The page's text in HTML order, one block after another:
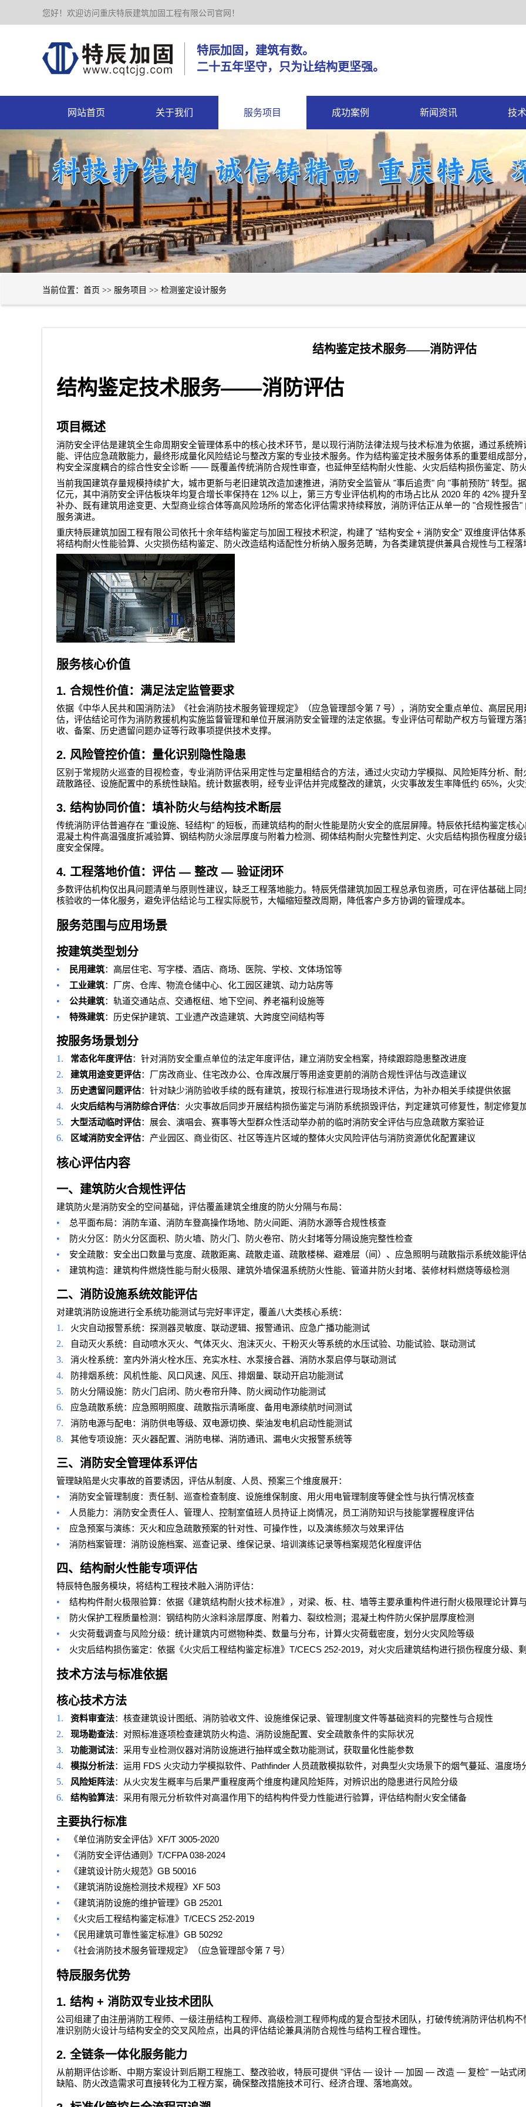
您好！欢迎访问重庆特辰建筑加固工程有限公司官网！
特辰加固，建筑有数。
二十五年坚守，只为让结构更坚强。
网站首页 关于我们 服务项目 成功案例 新闻资讯 技
当前位置： 首页 >> 服务项目 >> 检测鉴定设计服务
结构鉴定技术服务——消防评估
结构鉴定技术服务——消防评估
项目概述
消防安全评估是建筑全生命周期安全管理体系中的核心技术环节，是以现行消防法律法规与技术标准为依据，通过系统
能、评估应急疏散能力，最终形成量化风险结论与整改方案的专业技术服务。作为结构鉴定技术服务体系的重要组成部
构安全深度耦合的综合性安全诊断 —— 既覆盖传统消防合规性审查，也延伸至结构耐火性能、火灾后结构损伤鉴定、防
当前我国建筑存量规模持续扩大，城市更新与老旧建筑改造加速推进，消防安全监管从 "事后追责" 向 "事前预防" 转型。
亿元，其中消防安全评估板块年均复合增长率保持在 12% 以上，第三方专业评估机构的市场占比从 2020 年的 42% 提升
补办、既有建筑用途变更、大型商业综合体等高风险场所的常态化评估需求持续释放，消防评估正从单一的 "合规性报告"
服务演进。
重庆特辰建筑加固工程有限公司 依托十余年结构鉴定与加固工程技术积淀，构建了 "结构安全 + 消防安全" 双维度评估体
将结构耐火性能验算、火灾损伤结构鉴定、防火改造结构适配性分析纳入服务范畴，为各类建筑提供兼具合规性与工程落
服务核心价值
1. 合规性价值：满足法定监管要求
依据《中华人民共和国消防法》《社会消防技术服务管理规定》（应急管理部令第 7 号），消防安全重点单位、高层民
估，评估结论可作为消防救援机构实施监督管理和单位开展消防安全管理的法定依据。专业评估可帮助产权方与管理方
收、备案、历史遗留问题办证等行政事项提供技术支撑。
2. 风险管控价值：量化识别隐性隐患
区别于常规防火巡查的目视检查，专业消防评估采用定性与定量相结合的方法，通过火灾动力学模拟、风险矩阵分析、
疏散路径、设施配置中的系统性缺陷。统计数据表明，经专业评估并完成整改的建筑，火灾事故发生率降低约 65%，火
3. 结构协同价值：填补防火与结构技术断层
传统消防评估普遍存在 "重设施、轻结构" 的短板，而建筑结构的耐火性能是防火安全的底层屏障。特辰依托结构鉴定核
混凝土构件高温强度折减验算、钢结构防火涂层厚度与附着力检测、砌体结构耐火完整性判定、火灾后结构损伤程度分级
度安全保障。
4. 工程落地价值：评估 — 整改 — 验证闭环
多数评估机构仅出具问题清单与原则性建议，缺乏工程落地能力。特辰凭借建筑加固工程总承包资质，可在评估基础上
核验收的一体化服务，避免评估结论与工程实际脱节，大幅缩短整改周期，降低客户多方协调的管理成本。
服务范围与应用场景
按建筑类型划分
• 民用建筑：高层住宅、写字楼、酒店、商场、医院、学校、文体场馆等
• 工业建筑：厂房、仓库、物流仓储中心、化工园区建筑、动力站房等
• 公共建筑：轨道交通站点、交通枢纽、地下空间、养老福利设施等
• 特殊建筑：历史保护建筑、工业遗产改造建筑、大跨度空间结构等
按服务场景划分
1. 常态化年度评估：针对消防安全重点单位的法定年度评估，建立消防安全档案，持续跟踪隐患整改进度
2. 建筑用途变更评估：厂房改商业、住宅改办公、仓库改展厅等用途变更前的消防合规性评估与改造建议
3. 历史遗留问题评估：针对缺少消防验收手续的既有建筑，按现行标准进行现场技术评估，为补办相关手续提供依据
4. 火灾后结构与消防综合评估：火灾事故后同步开展结构损伤鉴定与消防系统损毁评估，判定建筑可修复性，制定修复
5. 大型活动临时评估：展会、演唱会、赛事等大型群众性活动举办前的临时消防安全评估与应急疏散方案验证
6. 区域消防安全评估：产业园区、商业街区、社区等连片区域的整体火灾风险评估与消防资源优化配置建议
核心评估内容
一、建筑防火合规性评估
建筑防火是消防安全的空间基础，评估覆盖建筑全维度的防火分隔与布局：
• 总平面布局：消防车道、消防车登高操作场地、防火间距、消防水源等合规性核查
• 防火分区：防火分区面积、防火墙、防火门、防火卷帘、防火封堵等分隔设施完整性检查
• 安全疏散：安全出口数量与宽度、疏散距离、疏散走道、疏散楼梯、避难层（间）、应急照明与疏散指示系统效能评
• 建筑构造：建筑构件燃烧性能与耐火极限、建筑外墙保温系统防火性能、管道井防火封堵、装修材料燃烧等级检测
二、消防设施系统效能评估
对建筑消防设施进行全系统功能测试与完好率评定，覆盖八大类核心系统：
1. 火灾自动报警系统：探测器灵敏度、联动逻辑、报警通讯、应急广播功能测试
2. 自动灭火系统：自动喷水灭火、气体灭火、泡沫灭火、干粉灭火等系统的水压试验、功能试验、联动测试
3. 消火栓系统：室内外消火栓水压、充实水柱、水泵接合器、消防水泵启停与联动测试
4. 防排烟系统：风机性能、风口风速、风压、排烟量、联动开启功能测试
5. 防火分隔设施：防火门启闭、防火卷帘升降、防火阀动作功能测试
6. 应急疏散系统：应急照明照度、疏散指示清晰度、备用电源续航时间测试
7. 消防电源与配电：消防供电等级、双电源切换、柴油发电机启动性能测试
8. 其他专项设施：灭火器配置、消防电梯、消防通讯、漏电火灾报警系统等
三、消防安全管理体系评估
管理缺陷是火灾事故的首要诱因，评估从制度、人员、预案三个维度展开：
• 消防安全管理制度：责任制、巡查检查制度、设施维保制度、用火用电管理制度等健全性与执行情况核查
• 人员能力：消防安全责任人、管理人、控制室值班人员持证上岗情况，员工消防知识与技能掌握程度评估
• 应急预案与演练：灭火和应急疏散预案的针对性、可操作性，以及演练频次与效果评估
• 消防档案管理：消防设施档案、巡查记录、维保记录、培训演练记录等档案规范化程度评估
四、结构耐火性能专项评估
特辰特色服务模块，将结构工程技术融入消防评估：
• 结构构件耐火极限验算：依据《建筑结构耐火技术标准》，对梁、板、柱、墙等主要承重构件进行耐火极限理论计算
• 防火保护工程质量检测：钢结构防火涂料涂层厚度、附着力、裂纹检测；混凝土构件防火保护层厚度检测
• 火灾荷载调查与风险分级：统计建筑内可燃物种类、数量与分布，计算火灾荷载密度，划分火灾风险等级
• 火灾后结构损伤鉴定：依据《火灾后工程结构鉴定标准》 T/CECS 252-2019，对火灾后建筑结构进行损伤程度分级、
技术方法与标准依据
核心技术方法
1. 资料审查法：核查建筑设计图纸、消防验收文件、设施维保记录、管理制度文件等基础资料的完整性与合规性
2. 现场勘查法：对照标准逐项检查建筑防火构造、消防设施配置、安全疏散条件的实际状况
3. 功能测试法：采用专业检测仪器对消防设施进行抽样或全数功能测试，获取量化性能参数
4. 模拟分析法：运用 FDS 火灾动力学模拟软件、 Pathfinder 人员疏散模拟软件，对典型火灾场景下的烟气蔓延、温度
5. 风险矩阵法：从火灾发生概率与后果严重程度两个维度构建风险矩阵，对辨识出的隐患进行风险分级
6. 结构验算法：采用有限元分析软件对高温作用下的结构构件受力性能进行验算，评估结构耐火安全储备
主要执行标准
• 《单位消防安全评估》 XF/T 3005-2020
•
《消防安全评估通则》 T/CFPA 038-2024
•
《建筑设计防火规范》 GB 50016
•
《建筑消防设施检测技术规程》 XF 503
•
《建筑消防设施的维护管理》 GB 25201
•
《火灾后工程结构鉴定标准》 T/CECS 252-2019
•
《民用建筑可靠性鉴定标准》 GB 50292
•
《社会消防技术服务管理规定》（应急管理部令第 7 号）
特辰服务优势
1. 结构 + 消防双专业技术团队
公司组建了由注册消防工程师、一级注册结构工程师、高级检测工程师构成的复合型技术团队，打破传统消防评估机构
准识别防火设计与结构安全的交叉风险点，出具的评估结论兼具消防合规性与结构工程合理性。
2. 全链条一体化服务能力
从前期评估诊断、中期方案设计到后期工程施工、整改验收，特辰可提供 "评估 — 设计 — 加固 — 改造 — 复检" 一站式
缺陷、防火改造需求可直接转化为工程方案，确保整改措施技术可行、经济合理、落地高效。